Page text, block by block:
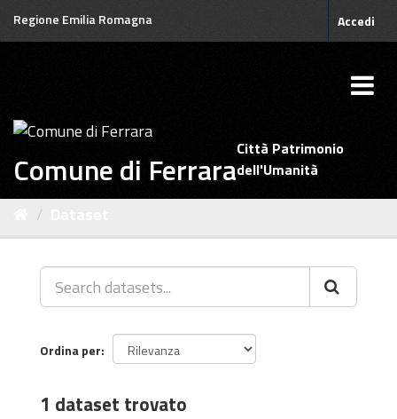
SaltaRegione Emilia Romagna Accedi
Comune di FerraraCittà Patrimonio
dell'Umanità
Ordina per
1 dataset trovato